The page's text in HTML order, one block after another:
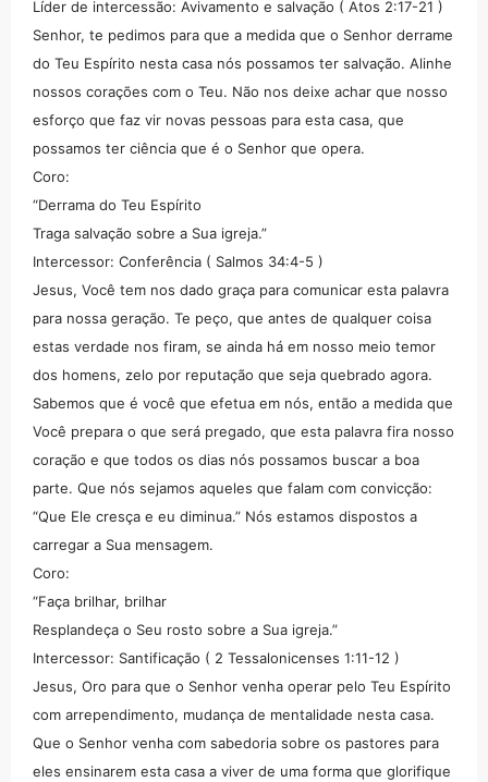
Líder de intercessão: Avivamento e salvação ( Atos 2:17-21 )
Senhor, te pedimos para que a medida que o Senhor derrame
do Teu Espírito nesta casa nós possamos ter salvação. Alinhe
nossos corações com o Teu. Não nos deixe achar que nosso
esforço que faz vir novas pessoas para esta casa, que
possamos ter ciência que é o Senhor que opera.
Coro:
“Derrama do Teu Espírito
Traga salvação sobre a Sua igreja.”
Intercessor: Conferência ( Salmos 34:4-5 )
Jesus, Você tem nos dado graça para comunicar esta palavra
para nossa geração. Te peço, que antes de qualquer coisa
estas verdade nos firam, se ainda há em nosso meio temor
dos homens, zelo por reputação que seja quebrado agora.
Sabemos que é você que efetua em nós, então a medida que
Você prepara o que será pregado, que esta palavra fira nosso
coração e que todos os dias nós possamos buscar a boa
parte. Que nós sejamos aqueles que falam com convicção:
“Que Ele cresça e eu diminua.” Nós estamos dispostos a
carregar a Sua mensagem.
Coro:
“Faça brilhar, brilhar
Resplandeça o Seu rosto sobre a Sua igreja.”
Intercessor: Santificação ( 2 Tessalonicenses 1:11-12 )
Jesus, Oro para que o Senhor venha operar pelo Teu Espírito
com arrependimento, mudança de mentalidade nesta casa.
Que o Senhor venha com sabedoria sobre os pastores para
eles ensinarem esta casa a viver de uma forma que glorifique